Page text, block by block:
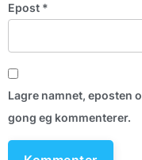
Epost *
Lagre namnet, eposten
gong eg kommenterer.